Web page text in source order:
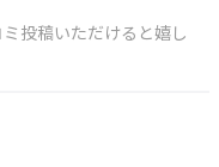
投稿いただけると嬉し